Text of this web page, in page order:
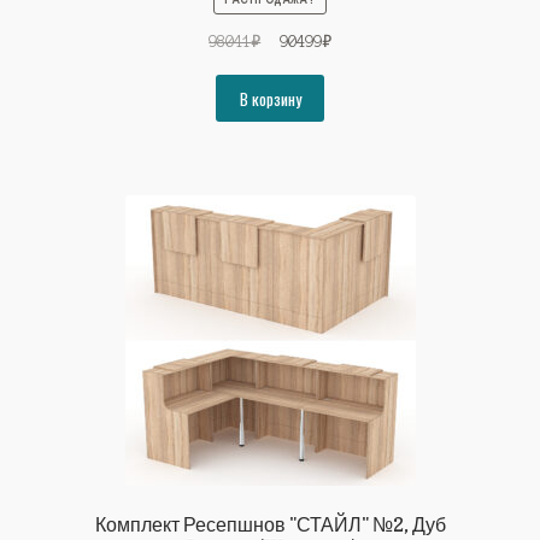
98041₽
Первоначальная
составляла
98041₽.
90499₽Текущая
В корзину
Комплект Ресепшнов "СТАЙЛ" №2, Дуб